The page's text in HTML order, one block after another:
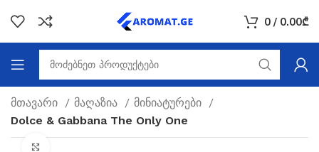
0 / 0.00₾
მთავარი მაღაზია
მინიატურები
Dolce & Gabbana The Only One